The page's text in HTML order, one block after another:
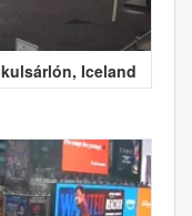
Iceland